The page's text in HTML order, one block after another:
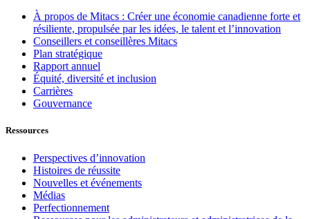
À propos de Mitacs : Créer une économie canadienne forte et
résiliente, propulsée par les idées, le talent et l’innovation
Conseillers et conseillères Mitacs
Plan stratégique
Rapport annuel
Équité, diversité et inclusion
Carrières
Gouvernance
Ressources
Perspectives d’innovation
Histoires de réussite
Nouvelles et événements
Médias
Perfectionnement